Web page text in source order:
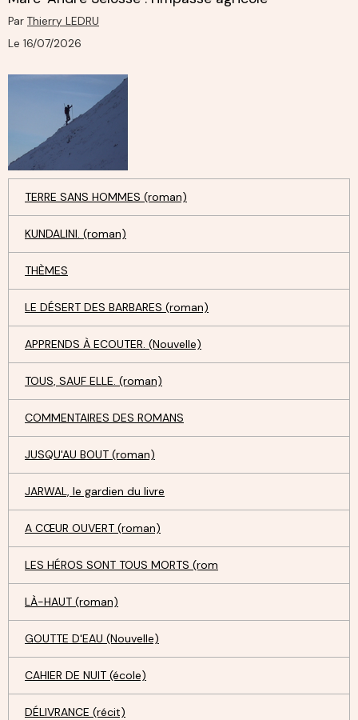
Par Thierry LEDRU
Le 16/07/2026
TERRE SANS HOMMES (roman)
KUNDALINI. (roman)
THÈMES
LE DÉSERT DES BARBARES (roman)
APPRENDS À ECOUTER. (Nouvelle)
TOUS, SAUF ELLE. (roman)
COMMENTAIRES DES ROMANS
JUSQU'AU BOUT (roman)
JARWAL, le gardien du livre
A CŒUR OUVERT (roman)
LES HÉROS SONT TOUS MORTS (rom
LÀ-HAUT (roman)
GOUTTE D'EAU (Nouvelle)
CAHIER DE NUIT (école)
DÉLIVRANCE (récit)